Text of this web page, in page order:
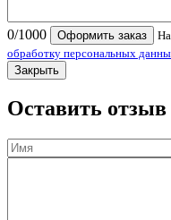
0/1000 Оформить заказ
обработку персональных
Закрыть
Оставить отзыв